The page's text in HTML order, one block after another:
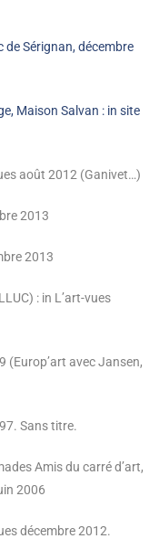
de Sérignan, décembre
Maison Salvan : in site
août 2012 (Ganivet…)
2013
2013
: in L’art-vues
(Europ’art avec Jansen,
Sans titre.
Amis du carré d’art,
2006
décembre 2012.